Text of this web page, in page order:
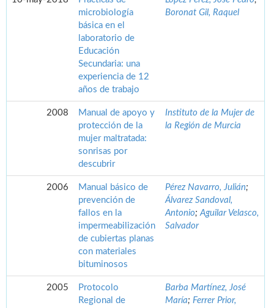
microbiología
básica en el
laboratorio de
Educación
Secundaria: una
experiencia de 12
años de trabajo
Boronat Gil, Raquel
2008
Manual de apoyo y
protección de la
mujer maltratada:
sonrisas por
descubrir
Instituto de la Mujer de
la Región de Murcia
2006
Manual básico de
prevención de
fallos en la
impermeabilización
de cubiertas planas
con materiales
bituminosos
Pérez Navarro, Julián;
Álvarez Sandoval,
Antonio;Aguilar Velasco,
Salvador
2005
Protocolo
Regional de
Barba Martínez, José
María; Ferrer Prior,